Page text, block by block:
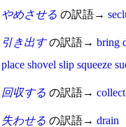
やめさせる の訳語→
引き出すの訳語→ bring
place shovel slip squeeze
回収する の訳語→ collect
失わせる の訳語→ drain